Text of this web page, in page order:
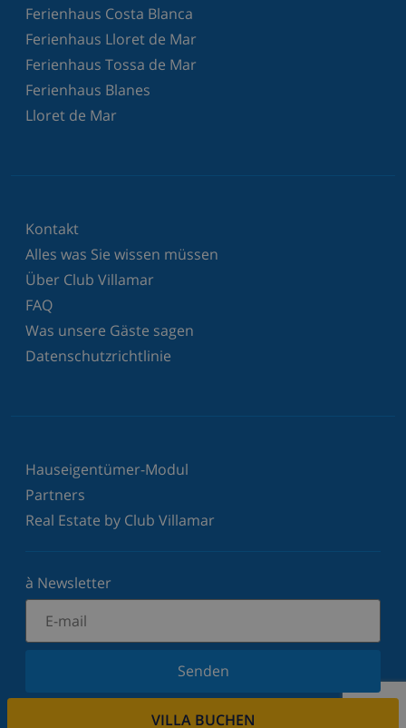
VILLA BUCHEN
Ferienhaus Costa Blanca
Ferienhaus Lloret de Mar
Ferienhaus Tossa de Mar
Ferienhaus Blanes
Lloret de Mar
Kontakt
Alles was Sie wissen müssen
Über Club Villamar
FAQ
Was unsere Gäste sagen
Datenschutzrichtlinie
Hauseigentümer-Modul
Partners
Real Estate by Club Villamar
à Newsletter
Senden
Melden Sie sich für unseren Newsletter an und